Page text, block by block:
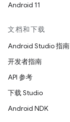
Android 11
文档和下载
Android Studio 指南
开发者指南
API 参考
下载 Studio
Android NDK